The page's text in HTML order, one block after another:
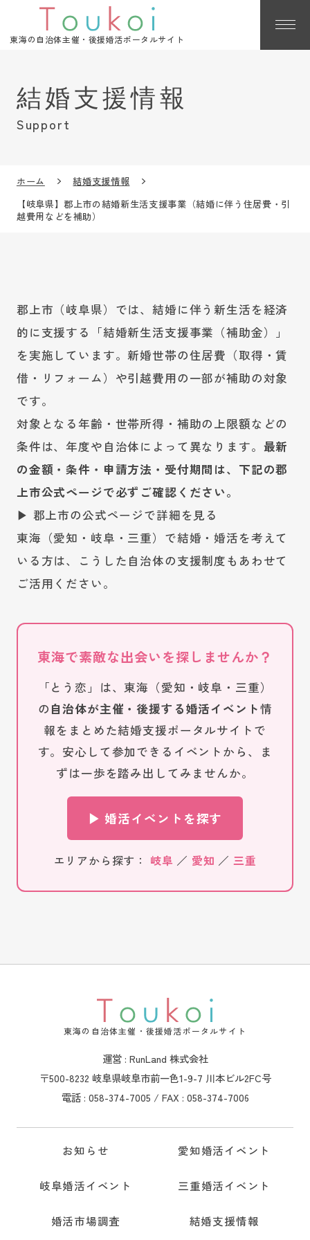
東海の自治体主催・後援婚活ポータルサイト
Support
ホーム
結婚支援情報
【岐阜県】郡上市の結婚新生活支援事業（結婚に伴う住居費・引
越費用などを補助）
郡上市（岐阜県）では、結婚に伴う新生活を経済
的に支援する「結婚新生活支援事業（補助金）」
を実施しています。新婚世帯の住居費（取得・賃
借・リフォーム）や引越費用の一部が補助の対象
です。
対象となる年齢・世帯所得・補助の上限額などの
条件は、年度や自治体によって異なります。 最新
の金額・条件・申請方法・受付期間は、下記の郡
上市公式ページで必ずご確認ください。
▶ 郡上市の公式ページで詳細を見る
東海（愛知・岐阜・三重）で結婚・婚活を考えて
いる方は、こうした自治体の支援制度もあわせて
ご活用ください。
東海で素敵な出会いを探しませんか？
「とう恋」は、東海（愛知・岐阜・三重）
の 自治体が主催・後援する婚活イベント情
報をまとめた結婚支援ポータルサイトで
す。安心して参加できるイベントから、ま
ずは一歩を踏み出してみませんか。
▶ 婚活イベントを探す
エリアから探す： 岐阜 ／ 愛知 ／ 三重
東海の自治体主催・後援婚活ポータルサイト
運営 : RunLand 株式会社
〒500-8232 岐阜県岐阜市前一色1-9-7 川本ビル2FC号
電話 : 058-374-7005 / FAX : 058-374-7006
お知らせ 愛知婚活イベント
岐阜婚活イベント 三重婚活イベント
婚活市場調査 結婚支援情報